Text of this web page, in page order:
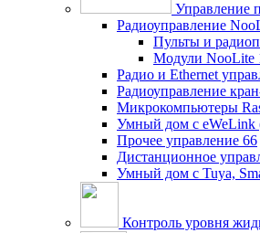
Управление
Радиоуправление
Пульты и
Модули NooLite
Радио и Ethernet
Радиоуправление
Микрокомпьютеры
Умный дом c eWeLink
Прочее управление 66
Дистанционное
Умный дом с Tuya,
Контроль уровня